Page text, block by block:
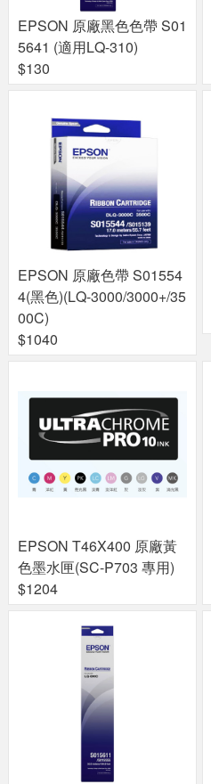
EPSON 原廠黑色色帶 S01
5641 (適用LQ-310)
$130
EPSON 原廠色帶 S01554
4(黑色)(LQ-3000/3000+/35
00C)
$1040
EPSON T46X400 原廠黃
色墨水匣(SC-P703 專用)
$1204